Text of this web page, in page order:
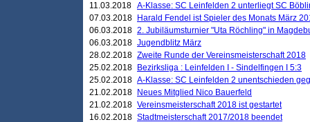
11.03.2018 A-Klasse: SC Leinfelden 2 unterliegt SC
07.03.2018
Harald Fendel ist Spieler des Monats März
06.03.2018 2. Jubiläumsturnier "Uta Röchling" in
06.03.2018 Jugendblitz März
28.02.2018 Zweite Runde der Vereinsmeisterschaft 2018
25.02.2018
Bezirksliga : Leinfelden I - Sindelfingen I 5:3
25.02.2018 A-Klasse: SC Leinfelden 2 unentschieden
21.02.2018
Neues Mitglied Nico Bauerfeld
21.02.2018 Vereinsmeisterschaft 2018 ist gestartet
16.02.2018 Stadtmeisterschaft 2017/2018 beendet